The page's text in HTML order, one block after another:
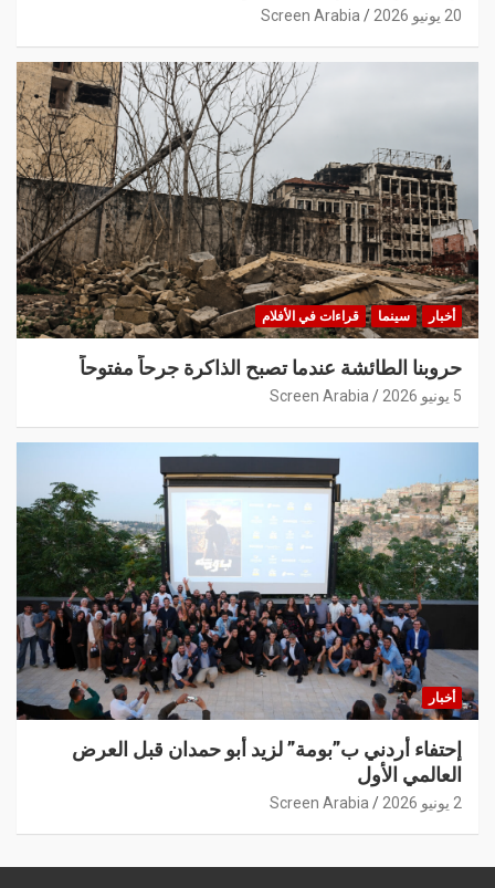
20 يونيو 2026 Screen Arabia
أخبار سينما قراءات في الأفلام
حروبنا الطائشة عندما تصبح الذاكرة جرحاً مفتوحاً
5 يونيو 2026 Screen Arabia
أخبار
إحتفاء أردني ب”بومة” لزيد أبو حمدان قبل العرض
العالمي الأول
2 يونيو 2026 Screen Arabia